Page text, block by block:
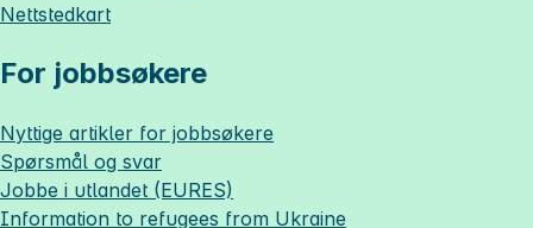
Nettstedkart
For jobbsøkere
Nyttige artikler for jobbsøkere
Spørsmål og svar
Jobbe i utlandet (EURES)
Information to refugees from Ukraine